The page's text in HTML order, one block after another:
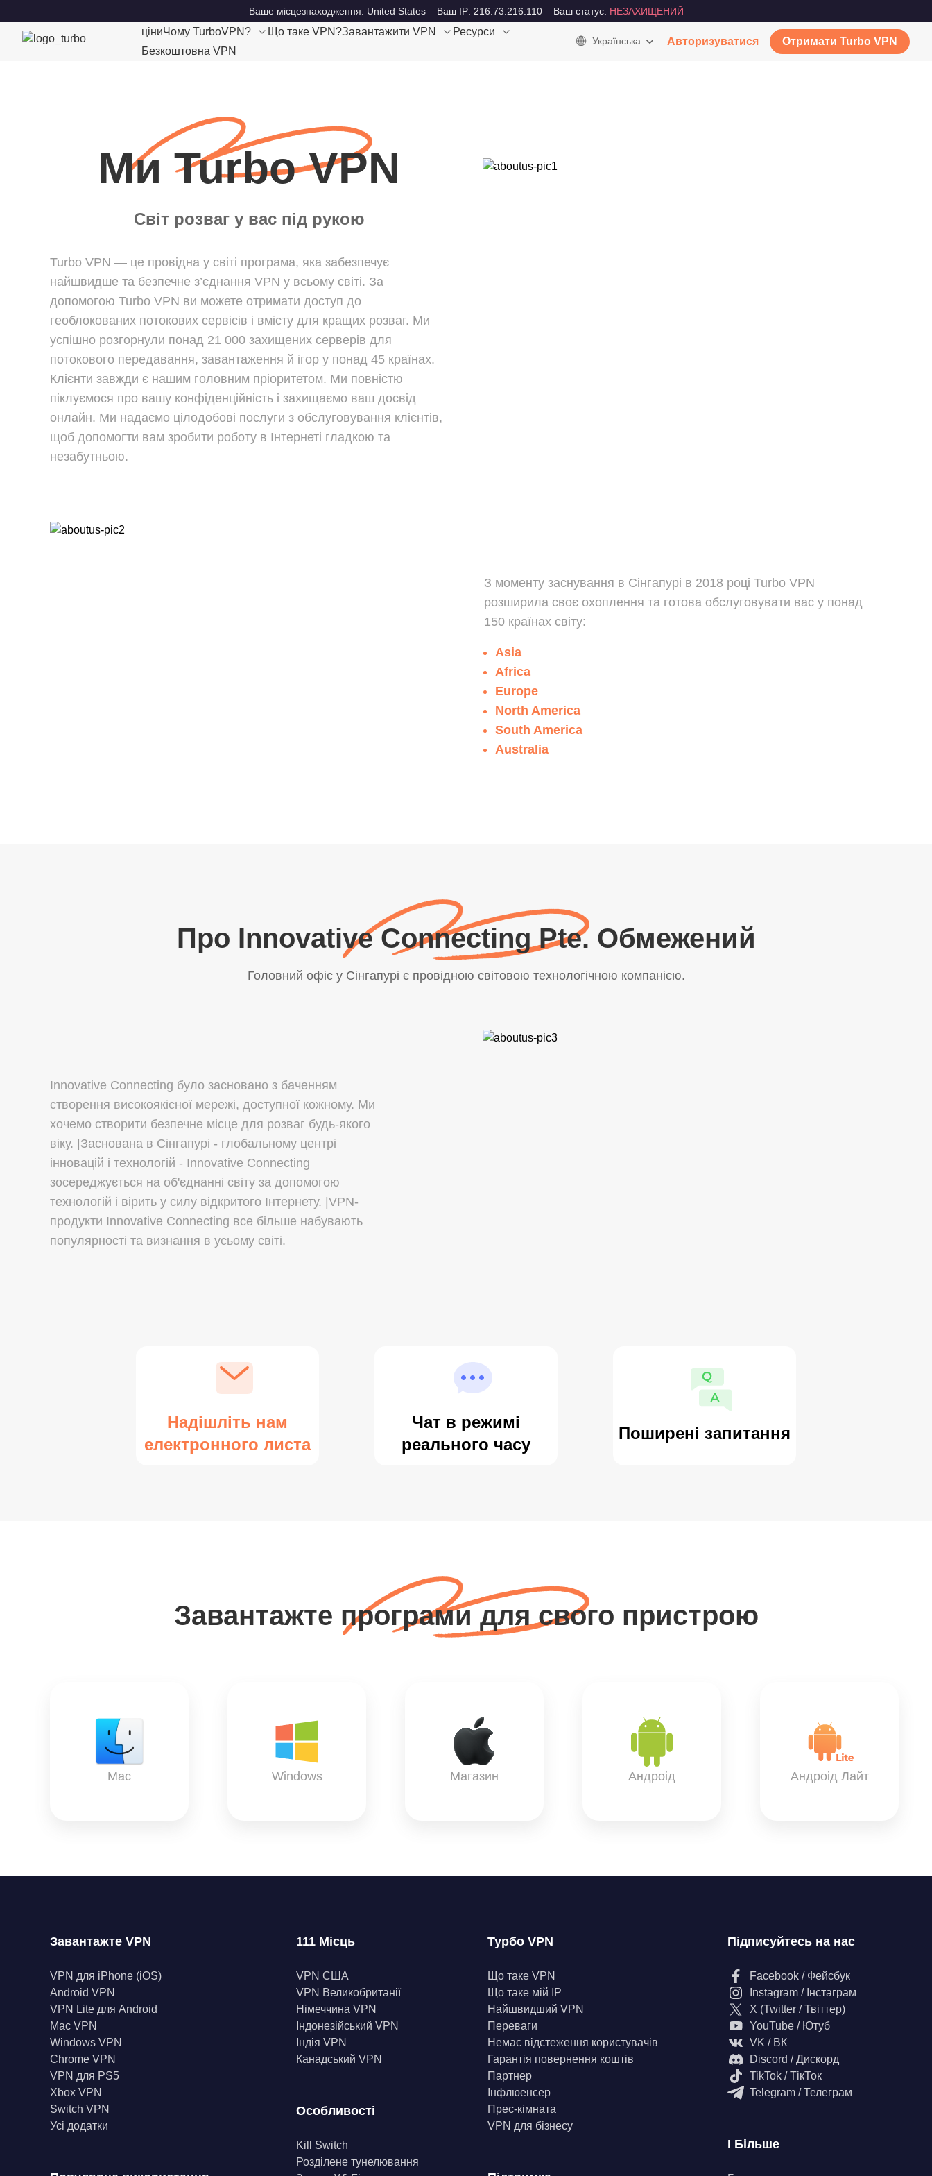
Ваше місцезнаходження: United States Ваш IP: 216.73.216.110 Ваш статус: НЕЗАХИЩЕНИЙ
ціниЧому TurboVPN? Що таке VPN?Завантажити VPN
Ресурси
Безкоштовна VPN
Українська Авторизуватися Отримати Turbo VPN
Ми Turbo VPN
Світ розваг у вас під рукою
Turbo VPN — це провідна у світі програма, яка забезпечує
найшвидше та безпечне з’єднання VPN у всьому світі. За
допомогою Turbo VPN ви можете отримати доступ до
геоблокованих потокових сервісів і вмісту для кращих розваг. Ми
успішно розгорнули понад 21 000 захищених серверів для
потокового передавання, завантаження й ігор у понад 45 країнах.
Клієнти завжди є нашим головним пріоритетом. Ми повністю
піклуємося про вашу конфіденційність і захищаємо ваш досвід
онлайн. Ми надаємо цілодобові послуги з обслуговування клієнтів,
щоб допомогти вам зробити роботу в Інтернеті гладкою та
незабутньою.
З моменту заснування в Сінгапурі в 2018 році Turbo VPN
розширила своє охоплення та готова обслуговувати вас у понад
150 країнах світу:
Asia
Africa
Europe
North America
South America
Australia
Про Innovative Connecting Pte. Обмежений
Головний офіс у Сінгапурі є провідною світовою технологічною компанією.
Innovative Connecting було засновано з баченням
створення високоякісної мережі, доступної кожному. Ми
хочемо створити безпечне місце для розваг будь-якого
віку. |Заснована в Сінгапурі - глобальному центрі
інновацій і технологій - Innovative Connecting
зосереджується на об'єднанні світу за допомогою
технологій і вірить у силу відкритого Інтернету. |VPN-
продукти Innovative Connecting все більше набувають
популярності та визнання в усьому світі.
Надішліть нам
електронного листа
Чат в режимі
реального часу
Поширені запитання
Завантажте програми для свого пристрою
Mac Windows Магазин Андроід Андроід Лайт
Завантажте VPN
VPN для iPhone (iOS)
Android VPN
VPN Lite для Android
Mac VPN
Windows VPN
Chrome VPN
VPN для PS5
Xbox VPN
Switch VPN
Усі додатки
111 Місць
VPN США
VPN Великобританії
Німеччина VPN
Індонезійський VPN
Індія VPN
Канадський VPN
Особливості
Kill Switch
Розділене тунелювання
Турбо VPN
Що таке VPN
Що таке мій IP
Найшвидший VPN
Переваги
Немає відстеження користувачів
Гарантія повернення коштів
Партнер
Інфлюенсер
Прес-кімната
VPN для бізнесу
Підписуйтесь на нас
Facebook / Фейсбук
Instagram / Інстаграм
X (Twitter / Твіттер)
YouTube / Ютуб
VK / ВК
Discord / Дискорд
TikTok / ТікТок
Telegram / Телеграм
І Більше